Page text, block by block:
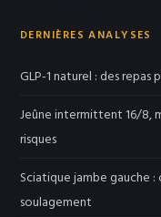
DERNIÈRES ANALYSES
GLP-1 naturel : des repas
Jeûne intermittent 16/8,
risques
Sciatique jambe gauche
soulagement